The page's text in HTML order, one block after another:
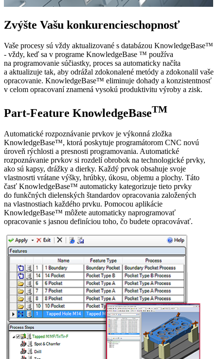
Zvýšte Vašu konkurencieschopnosť
Vaše procesy sú vždy aktualizované s databázou KnowledgeBase™
- vždy, keď sa v programe KnowledgeBase ™ používa
na programovanie súčiastky, proces sa automaticky načíta
a aktualizuje tak, aby odrážal zdokonalené metódy a zdokonalil vaše
opracovanie. KnowledgeBase™ eliminuje dohady a konzistentnosť
v celom opracovaní znamená vysokú produktivitu výroby a zisk.
Part-Feature KnowledgeBaseTM
Automatické rozpoznávanie prvkov je výkonná zložka
KnowledgeBase™, ktorá poskytuje programátorom CNC novú
úroveň rýchlosti a presnosti programovania. Automatické
rozpoznávanie prvkov si rozdelí obrobok na technologické prvky,
ako sú kapsy, drážky a dierky. Každý prvok obsahuje svoje
vlastnosrti vrátane výšky, hrúbky, úkosu, objemu a plochy. Táto
časť KnowledgeBase™ automaticky kategorizuje tieto prvky
do funkčných dielenských štandardov opracovania založených
na vlastnostiach každého prvku. Pomocou aplikácie
KnowledgeBase™ môžete automaticky naprogramovať
opracovanie s jasnou definíciou toho, čo budete opracovávať.